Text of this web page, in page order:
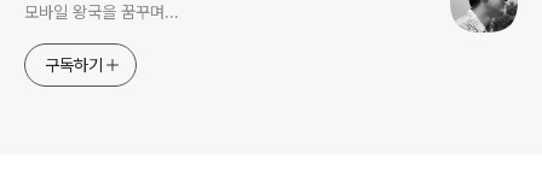
모바일 왕국을 꿈꾸며...
구독하기